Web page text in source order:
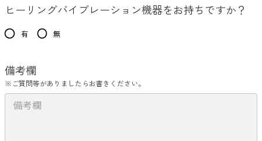
ヒーリングバイブレーション機器をお持ちですか？
有 無
備考欄
※ご質問等がありましたらお書きください。